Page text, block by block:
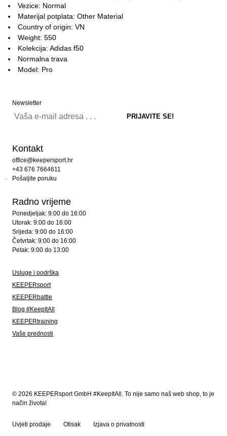
Vezice: Normal
Materijal potplata: Other Material
Country of origin: VN
Weight: 550
Kolekcija: Adidas f50
Normalna trava
Model: Pro
Newsletter
Kontakt
office@keepersport.hr
+43 676 7664611
Pošaljite poruku
Radno vrijeme
Ponedjeljak: 9:00 do 16:00
Utorak: 9:00 do 16:00
Srijeda: 9:00 do 16:00
Četvrtak: 9:00 do 16:00
Petak: 9:00 do 13:00
Usluge i podrška
KEEPERsport
KEEPERbattle
Blog #KeepItAll
KEEPERtraining
Vaše prednosti
© 2026 KEEPERsport GmbH #KeepItAll. To nije samo naš web shop, to je
način života!
Uvjeti prodaje Otisak Izjava o privatnosti